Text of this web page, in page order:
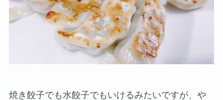
焼き餃子でも水餃子でもいけるみたいですが、や